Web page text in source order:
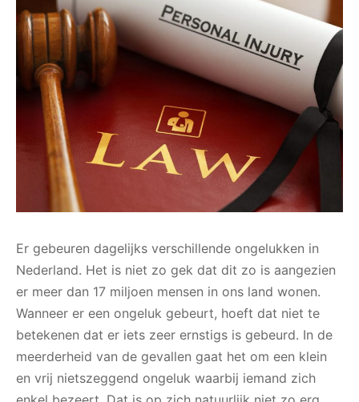
Er gebeuren dagelijks verschillende ongelukken in
Nederland. Het is niet zo gek dat dit zo is aangezien
er meer dan 17 miljoen mensen in ons land wonen.
Wanneer er een ongeluk gebeurt, hoeft dat niet te
betekenen dat er iets zeer ernstigs is gebeurd. In de
meerderheid van de gevallen gaat het om een klein
en vrij nietszeggend ongeluk waarbij iemand zich